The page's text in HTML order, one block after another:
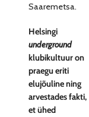
Saaremetsa.
Helsingi
underground
klubikultuur on
praegu eriti
elujõuline ning
arvestades fakti,
et ühed